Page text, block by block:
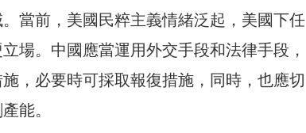
當前，美國民粹主義情緒泛起，美國下任
場。中國應當運用外交手段和法律手段，
，必要時可採取報復措施，同時，也應切
能。